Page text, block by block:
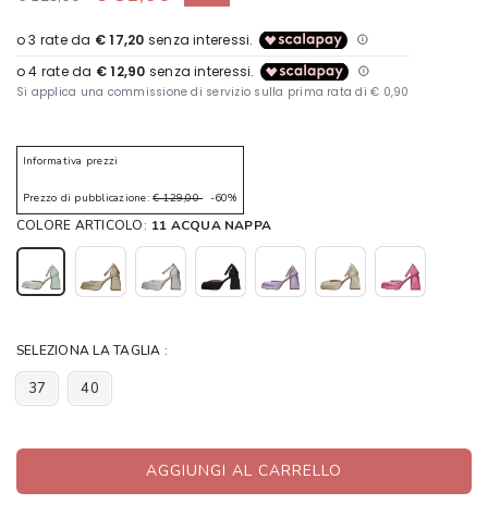
Informativa prezzi
Prezzo di pubblicazione: € 129,00-60%
COLORE ARTICOLO: 11 ACQUA NAPPA
SELEZIONA LA TAGLIA :
37 40
AGGIUNGI AL CARRELLO